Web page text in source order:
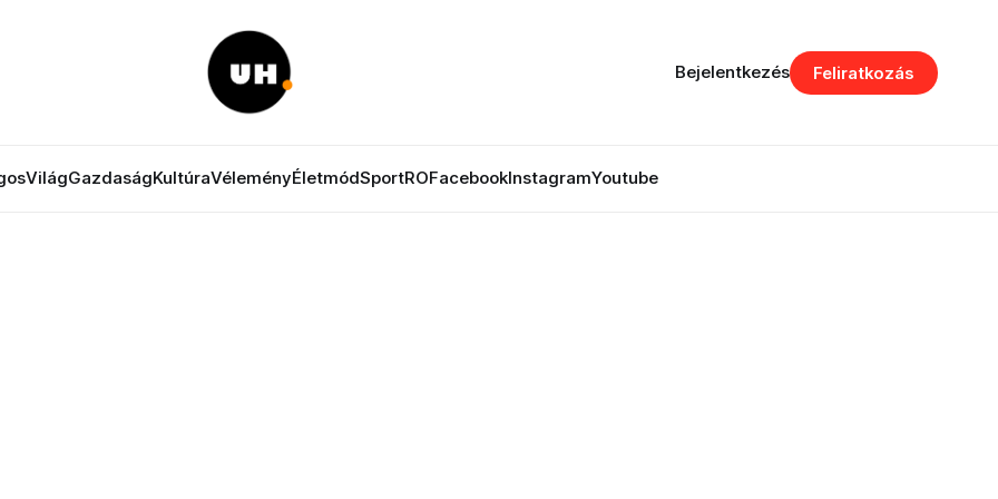
VilágGazdaságKultúraVéleményÉletmódSportROFacebookInstagramYoutube
Bejelentkezés Feliratkozás